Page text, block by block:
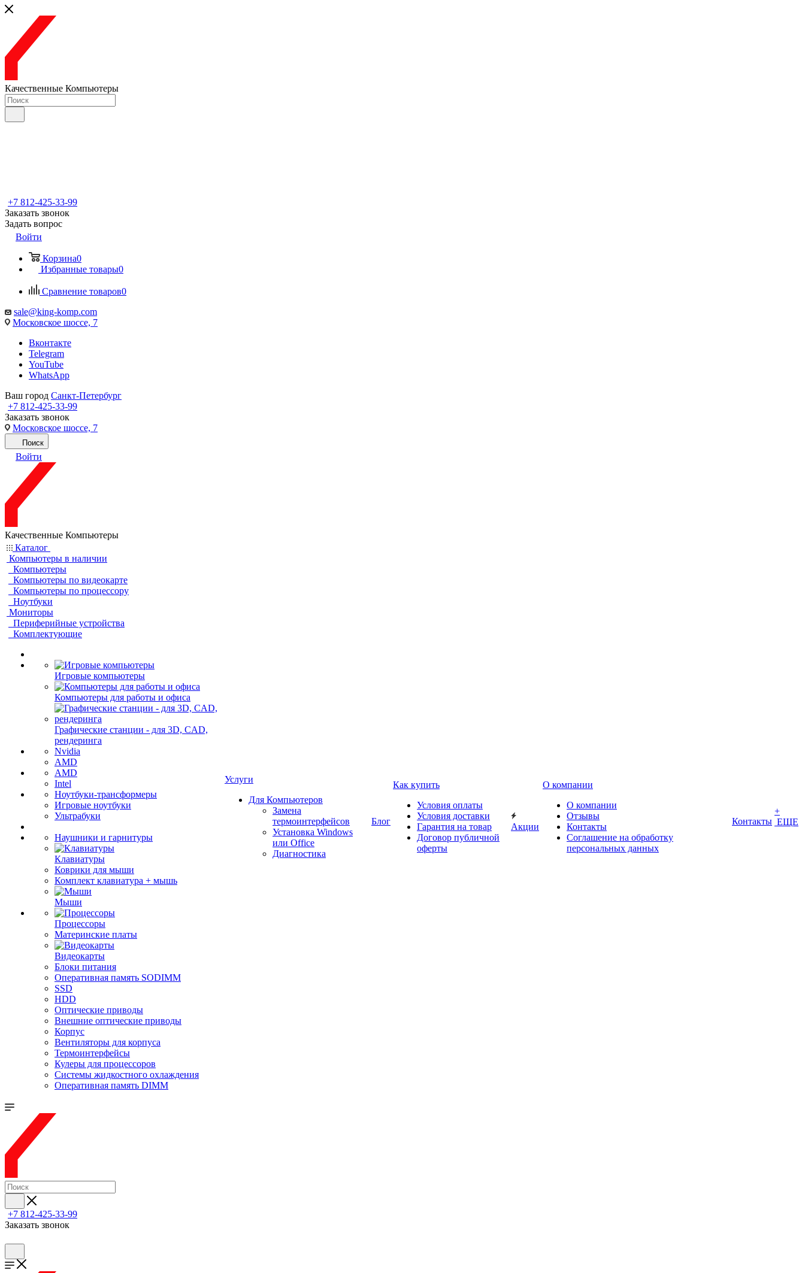
Качественные Компьютеры
+7 812-425-33-99
Заказать звонок
Задать вопрос
Войти
Корзина0
Избранные товары0
Сравнение товаров0
sale@king-komp.com
Московское шоссе, 7
Вконтакте
Telegram
YouTube
WhatsApp
Ваш город Санкт-Петербург
+7 812-425-33-99
Заказать звонок
Московское шоссе, 7
Поиск
Войти
Качественные Компьютеры
Каталог
Компьютеры в наличии
Компьютеры
Компьютеры по видеокарте
Компьютеры по процессору
Ноутбуки
Мониторы
Периферийные устройства
Комплектующие
Игровые компьютеры
Компьютеры для работы и офиса
Графические станции - для 3D, CAD,
рендеринга
Nvidia
AMD
AMD
Intel
Ноутбуки-трансформеры
Игровые ноутбуки
Ультрабуки
Наушники и гарнитуры
Клавиатуры
Коврики для мыши
Комплект клавиатура + мышь
Мыши
Процессоры
Материнские платы
Видеокарты
Блоки питания
Оперативная память SODIMM
SSD
HDD
Оптические приводы
Внешние оптические приводы
Корпус
Вентиляторы для корпуса
Термоинтерфейсы
Кулеры для процессоров
Системы жидкостного охлаждения
Оперативная память DIMM
Услуги
Для Компьютеров
Замена
термоинтерфейсов
Установка Windows
или Office
Диагностика
Блог
Как купить
Условия оплаты
Условия доставки
Гарантия на товар
Договор публичной
оферты
Акции
О компании
О компании
Отзывы
Контакты
Соглашение на обработку
персональных данных
Контакты
+
ЕЩЕ
+7 812-425-33-99
Заказать звонок